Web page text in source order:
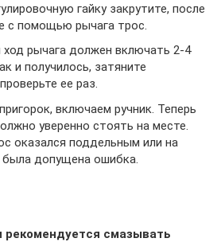
гайку закрутите, после
с помощью рычага трос.
рычага должен включать 2-4
и получилось, затяните
ее раз.
включаем ручник. Теперь
уверенно стоять на месте.
оказался поддельным или на
была допущена ошибка.
рекомендуется смазывать